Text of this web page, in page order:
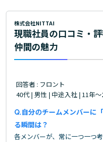
株式会社NITTAI
現職社員の口コミ・
仲間の魅力
回答者 : フロント
40代 | 男性 | 中途入社 | 11年
自分のチームメンバーに
る瞬間は？
各メンバーが、常に一つ一つ